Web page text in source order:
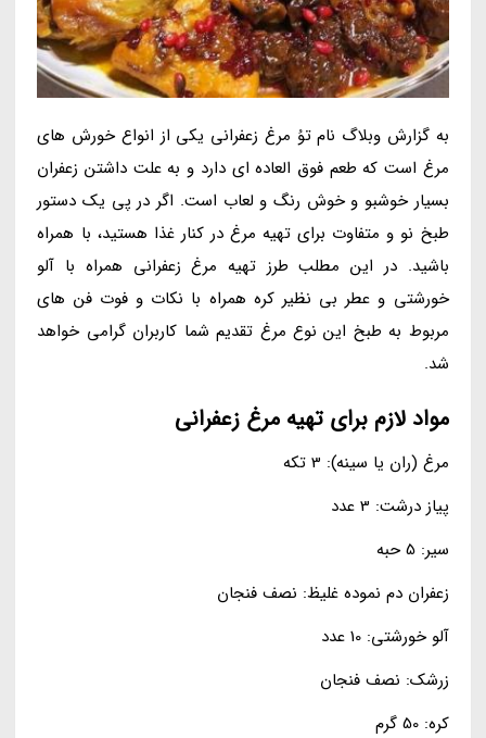
به گزارش وبلاگ نام توُ مرغ زعفرانی یکی از انواع خورش های
مرغ است که طعم فوق العاده ای دارد و به علت داشتن زعفران
بسیار خوشبو و خوش رنگ و لعاب است. اگر در پی یک دستور
طبخ نو و متفاوت برای تهیه مرغ در کنار غذا هستید، با همراه
باشید. در این مطلب طرز تهیه مرغ زعفرانی همراه با آلو
خورشتی و عطر بی نظیر کره همراه با نکات و فوت فن های
مربوط به طبخ این نوع مرغ تقدیم شما کاربران گرامی خواهد
شد.
مواد لازم برای تهیه مرغ زعفرانی
مرغ (ران یا سینه): 3 تکه
پیاز درشت: 3 عدد
سیر: 5 حبه
زعفران دم نموده غلیظ: نصف فنجان
آلو خورشتی: 10 عدد
زرشک: نصف فنجان
کره: 50 گرم